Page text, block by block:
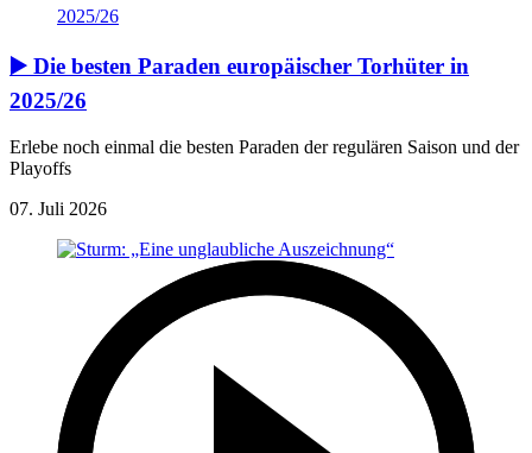
▶️ Die besten Paraden europäischer Torhüter in
2025/26
Erlebe noch einmal die besten Paraden der regulären Saison und der
Playoffs
07. Juli 2026